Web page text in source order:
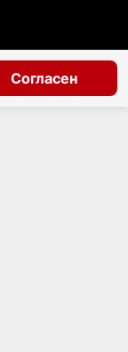
Согласен